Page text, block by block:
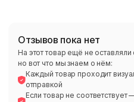
Отзывов пока нет
На этот товар ещё не
но вот что мы знаем о нём:
Каждый товар проходит
отправкой
Если товар не